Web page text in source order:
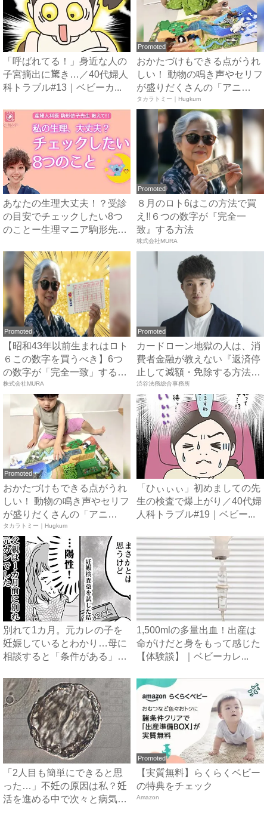
「呼ばれてる！」身近な人の
子宮摘出に驚き…／40代婦人
科トラブル#13｜ベビーカ...
Promoted
おかたづけもできる点がうれ
しい！ 動物の鳴き声やセリフ
が盛りだくさんの「アニ
ア ...
タカラトミー｜Hugkum
あなたの生理大丈夫！？受診
の目安でチェックしたい8つ
のことー生理マニア駒形先生
Promoted
８月のロト6はこの方法で買
え!!６つの数字が『完全一
致』する方法
株式会社MURA
Promoted
【昭和43年以前生まれはロト
６この数字を買うべき】6つ
の数字が「完全一致」する
方...
株式会社MURA
Promoted
カードローン地獄の人は、消
費者金融が教えない『返済停
止して減額・免除する方法』
で...
渋谷法務総合事務所
Promoted
おかたづけもできる点がうれ
しい！ 動物の鳴き声やセリフ
が盛りだくさんの「アニ
ア ...
タカラトミー｜Hugkum
「ひぃぃぃ」初めましての先
生の検査で爆上がり／40代婦
人科トラブル#19｜ベビー...
別れて1カ月。元カレの子を
妊娠しているとわかり…母に
相談すると「条件がある」と
1,500mlの多量出血！出産は
命がけだと身をもって感じた
【体験談】｜ベビーカレ...
「2人目も簡単にできると思
った…」不妊の原因は私？妊
活を進める中で次々と病気が
Promoted
【実質無料】らくらくベビー
の特典をチェック
Amazon